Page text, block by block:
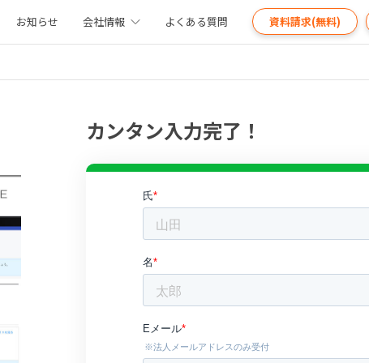
お知らせ 会社情報 よくある質問 資料請求(無料)
カンタン入力完了！